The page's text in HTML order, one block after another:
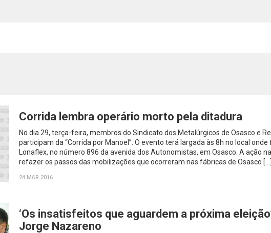
Corrida lembra operário morto pela ditadura
No dia 29, terça-feira, membros do Sindicato dos Metalúrgicos de Osasco e
participam da “Corrida por Manoel”. O evento terá largada às 8h no local onde
Lonaflex, no número 896 da avenida dos Autonomistas, em Osasco. A ação
refazer os passos das mobilizações que ocorreram nas fábricas de Osasco […]
24 MAR 2016
‘Os insatisfeitos que aguardem a próxima
Jorge Nazareno